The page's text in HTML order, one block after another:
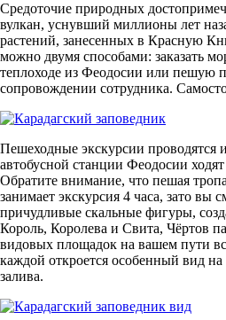
Средоточие природных
вулкан, уснувший миллионы лет
растений, занесенных в Красную
можно двумя способами: заказать
теплоходе из Феодосии или пешую
сопровождении сотрудника.
Пешеходные экскурсии проводятся
автобусной станции Феодосии
Обратите внимание, что пешая
занимает экскурсия 4 часа, зато вы
причудливые скальные фигуры,
Король, Королева и Свита, Чёртов
видовых площадок на вашем пути
каждой откроется особенный вид
залива.